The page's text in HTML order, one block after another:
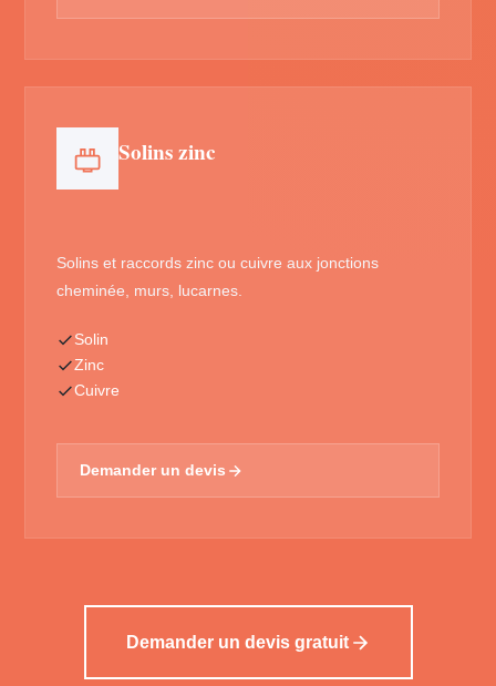
Solins zinc
Solins et raccords zinc ou cuivre aux jonctions
cheminée, murs, lucarnes.
Solin
Zinc
Cuivre
Demander un devis
Demander un devis gratuit